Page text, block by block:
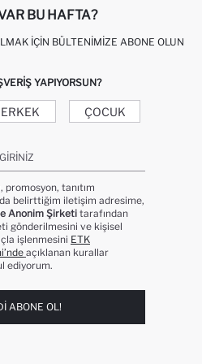
BU HAFTA?
İÇIN BÜLTENIMIZE ABONE OLUN
YAPIYORSUN?
ERKEK ÇOCUK
tanıtım
belirttiğim iletişim adresime,
Anonim Şirketi tarafından
gönderilmesini ve kişisel
işlenmesini ETK
açıklanan kurallar
ediyorum.
ABONE OL!